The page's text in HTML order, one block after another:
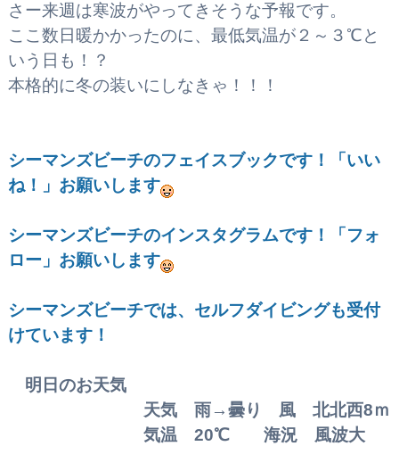
さー来週は寒波がやってきそうな予報です。
ここ数日暖かかったのに、最低気温が２～３℃と
いう日も！？
本格的に冬の装いにしなきゃ！！！
シーマンズビーチのフェイスブックです！
「いい
ね！」お願いします
シーマンズビーチのインスタグラムです！「フォ
ロー」お願いします
シーマンズビーチでは、セルフダイビングも受付
けています！
明日のお天気
天気 雨→曇り 風 北北西8ｍ
気温 20℃ 海況 風波大